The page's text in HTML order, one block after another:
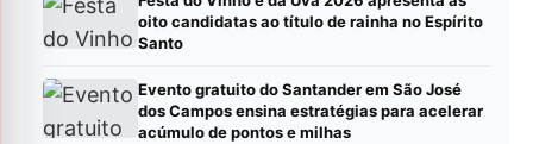
oito candidatas ao título de rainha no Espírito
Santo
Evento gratuito do Santander em São José
dos Campos ensina estratégias para acelerar
acúmulo de pontos e milhas